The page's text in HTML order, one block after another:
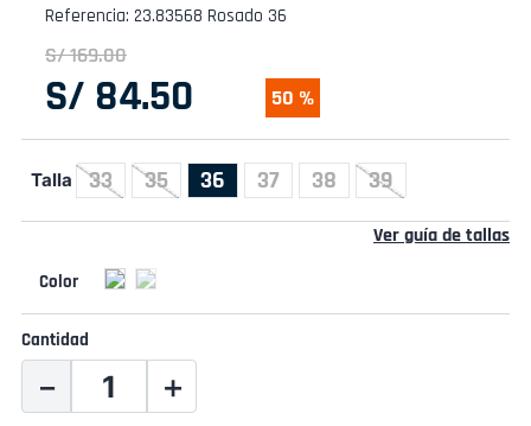
Referencia: 23.83568 Rosado 36
S/169.00
S/ 84.50 50 %
Talla 33 35 36 37 38 39
Ver guía de tallas
Cantidad
＋
－